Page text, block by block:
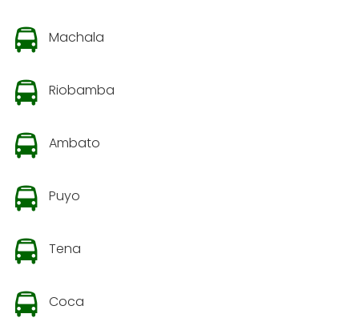
Machala
Riobamba
Ambato
Puyo
Tena
Coca